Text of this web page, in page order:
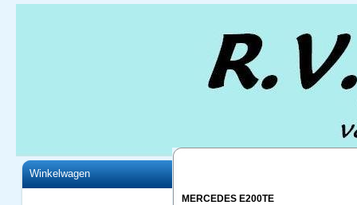
Winkelwagen
MERCEDES E200TE